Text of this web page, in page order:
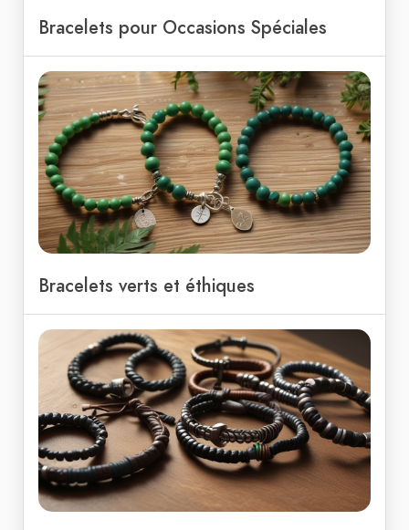
Bracelets pour Occasions Spéciales
Bracelets verts et éthiques